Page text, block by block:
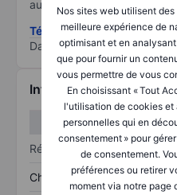
Nos sites web utilisent
meilleure expérience de
optimisant et en
que pour fournir un
vous permettre de vous
En choisissant « Tout
l'utilisation de cookies et
personnelles qui en
consentement » pour
de consentement.
préférences ou retirer
moment via notre page
au risque le plus élevé).
Télécharger la
Data provided by
Informations
Résultats
Chiffre d’affaires